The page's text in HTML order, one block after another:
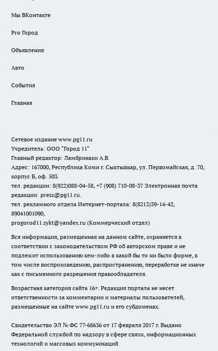
Мы ВКонтакте
Pro Город
Объявления
Авто
События
Главная
Сетевое издание www.pg11.ru
Учредитель: ООО "Город 11"
Главный редактор: Ламбринаки А.В.
Адрес: 167000, Республика Коми г. Сыктывкар, ул. Первомайская, д. 70,
корпус Б, оф. 503.
тел. редакции: 8(922)088-04-58, +7 (908) 710-08-37 Электронная почта
редакции: press@pg11.ru.
тел. рекламного отдела Интернет-портала: 8(8212)39-14-42,
89041001090,
progorod11.sykt@yandex.ru (Коммерческий отдел)
Вся информация, размещенная на данном сайте, охраняется в
соответствии с законодательством РФ об авторском праве и не
подлежит использованию кем-либо в какой бы то ни было форме, в
том числе воспроизведению, распространению, переработке не иначе
как с письменного разрешения правообладателя.
Возрастная категория сайта 16+. Редакция портала не несет
ответственности за комментарии и материалы пользователей,
размещенные на сайте www.pg11.ru и его субдоменах.
Свидетельство ЭЛ № ФС 77-68636 от 17 февраля 2017 г. Выдано
Федеральной службой по надзору в сфере связи, информационных
технологий и массовых коммуникаций